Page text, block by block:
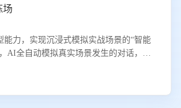
场
能力，实现沉浸式模拟实战场景的“智能
AI全自动模拟真实场景发生的对话，企